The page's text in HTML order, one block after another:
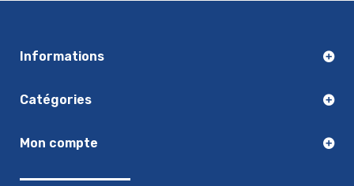
Informations
Catégories
Mon compte